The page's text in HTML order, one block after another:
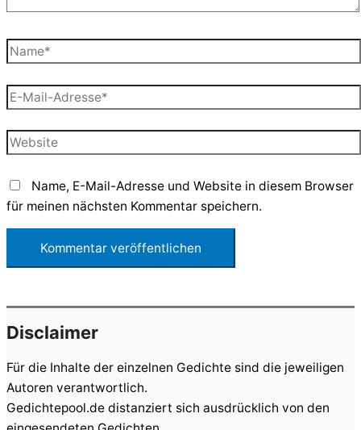
Name*
E-
Mail-
Adresse*
Website
Name, E-Mail-Adresse und Website in diesem Browser
für meinen nächsten Kommentar speichern.
Disclaimer
Für die Inhalte der einzelnen Gedichte sind die jeweiligen
Autoren verantwortlich.
Gedichtepool.de distanziert sich ausdrücklich von den